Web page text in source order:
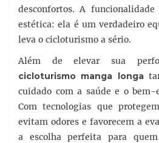
desconfortos. A
estética: ela é um verdadeiro
leva o cicloturismo a sério.
Além de elevar sua
cicloturismo manga longa
cuidado com a saúde e o
Com tecnologias que
evitam odores e favorecem a
a escolha perfeita para